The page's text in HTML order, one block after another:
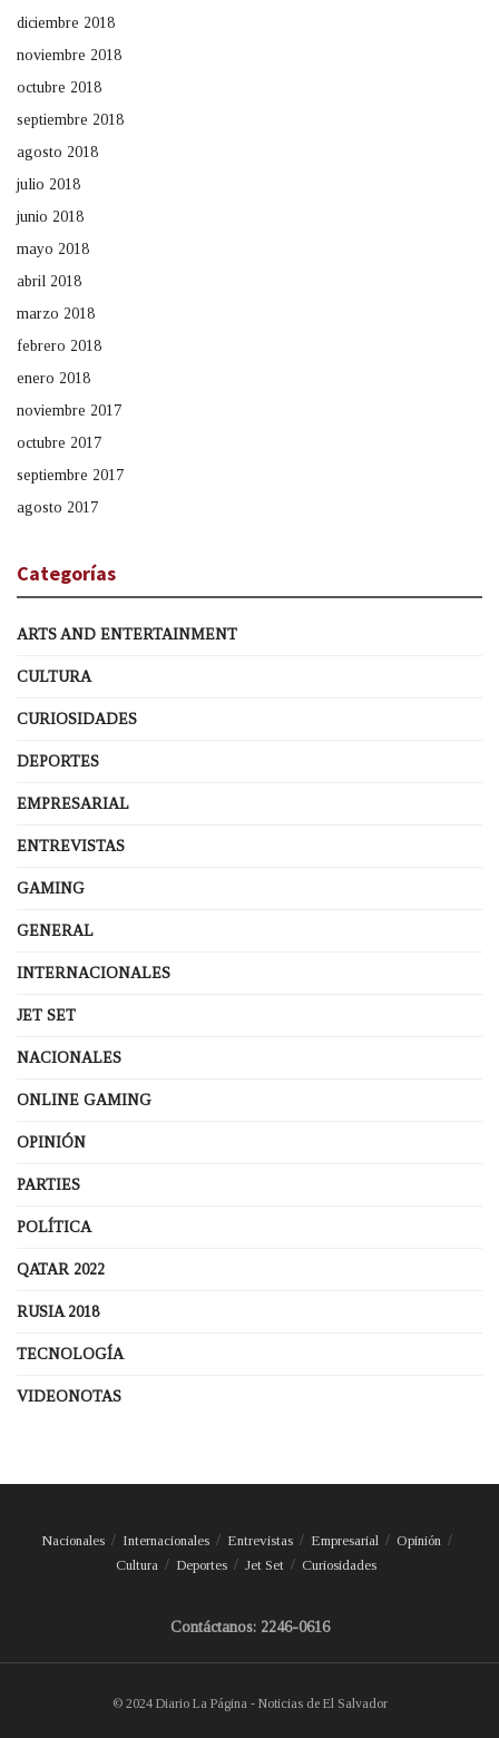
diciembre 2018
noviembre 2018
octubre 2018
septiembre 2018
agosto 2018
julio 2018
junio 2018
mayo 2018
abril 2018
marzo 2018
febrero 2018
enero 2018
noviembre 2017
octubre 2017
septiembre 2017
agosto 2017
Categorías
ARTS AND ENTERTAINMENT
CULTURA
CURIOSIDADES
DEPORTES
EMPRESARIAL
ENTREVISTAS
GAMING
GENERAL
INTERNACIONALES
JET SET
NACIONALES
ONLINE GAMING
OPINIÓN
PARTIES
POLÍTICA
QATAR 2022
RUSIA 2018
TECNOLOGÍA
VIDEONOTAS
Nacionales Internacionales Entrevistas Empresarial
Opinión
Cultura
Deportes Jet Set Curiosidades
Contáctanos: 2246-0616
© 2024 Diario La Página - Noticias de El Salvador